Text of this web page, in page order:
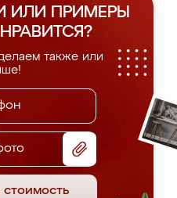
ИЛИ ПРИМЕРЫ
также или
стоимость